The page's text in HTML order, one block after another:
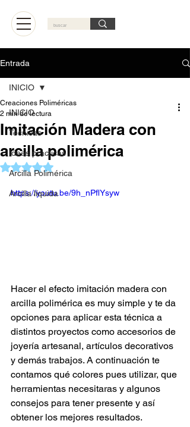
Entrada
INICIO
Técnicas
Ideas practicas
Arcilla Polimérica
Arcilla líquida
INICIO
Imitación Madera con
arcilla polimérica
Creaciones Poliméricas
2 min de lectura
Obtuvo NaN de 5 estrellas.
https://youtu.be/9h_nPflYsyw
Hacer el efecto imitación madera con
arcilla polimérica es muy simple y te da
opciones para aplicar esta técnica a
distintos proyectos como accesorios de
joyería artesanal, artículos decorativos
y demás trabajos. A continuación te
contamos qué colores pues utilizar, que
herramientas necesitaras y algunos
consejos para tener presente y así
obtener los mejores resultados.